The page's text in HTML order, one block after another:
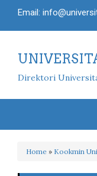
Email:
Direktori
Home » Kookmin